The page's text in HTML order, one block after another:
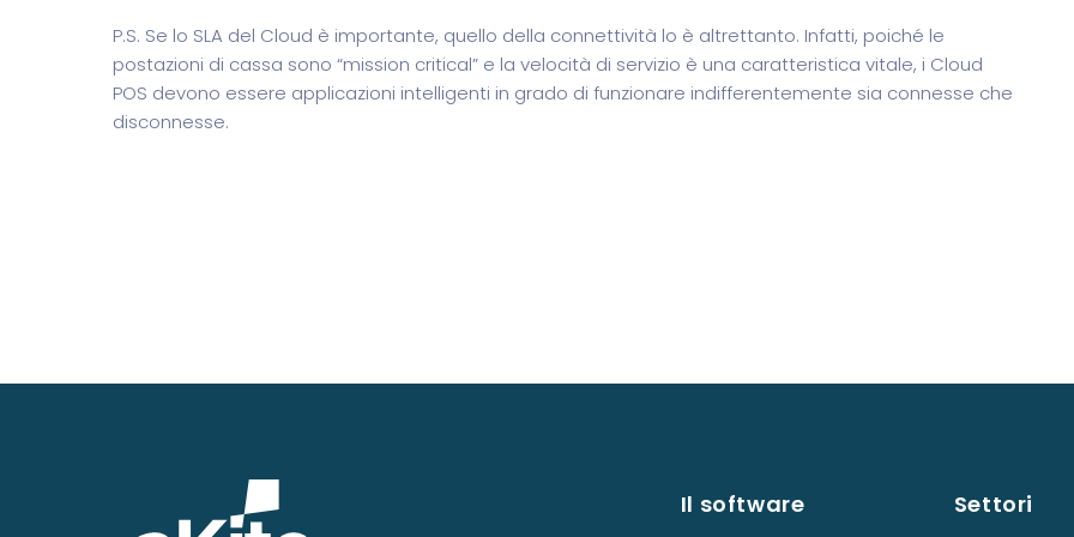
P.S. Se lo SLA del Cloud è importante, quello della connettività lo è altrettanto. Infatti, poiché le
postazioni di cassa sono “mission critical” e la velocità di servizio è una caratteristica vitale, i Cloud
POS devono essere applicazioni intelligenti in grado di funzionare indifferentemente sia connesse che
disconnesse.
Il software Settori